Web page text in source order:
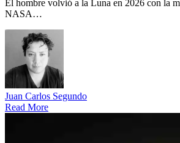
El hombre volvió a la Luna en 2026 con la
NASA…
Juan Carlos Segundo
Read More